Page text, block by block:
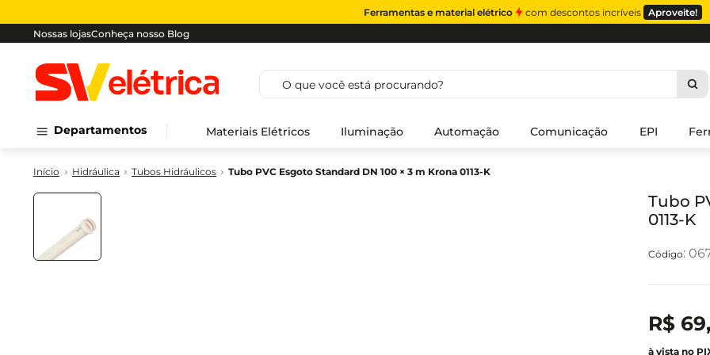
Ferramentas e material elétrico com descontos incríveis Aproveite!
Nossas lojasConheça nosso Blog
O que você está procurando?
Departamentos Materiais Elétricos Iluminação Automação Comunicação EPI
Hidráulica Tubos Hidráulicos Tubo PVC Esgoto Standard DN 100 × 3 m Krona 0113-K
Tubo
0113-K
:
R$ 69,